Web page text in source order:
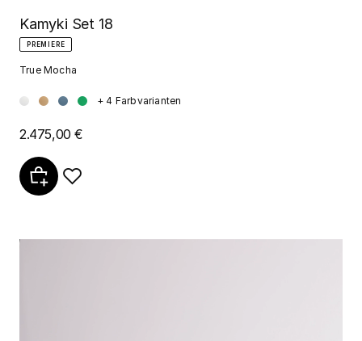
Kamyki Set 18
PREMIERE
True Mocha
+ 4 Farbvarianten
2.475,00 €